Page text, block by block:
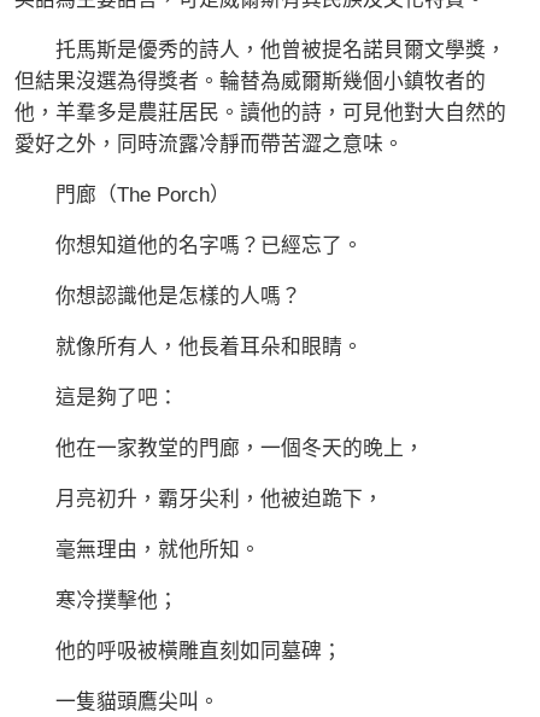
托馬斯是優秀的詩人，他曾被提名諾貝爾文學獎，
但結果沒選為得獎者。輪替為威爾斯幾個小鎮牧者的
他，羊羣多是農莊居民。讀他的詩，可見他對大自然的
愛好之外，同時流露冷靜而帶苦澀之意味。
門廊（The Porch）
你想知道他的名字嗎？已經忘了。
你想認識他是怎樣的人嗎？
就像所有人，他長着耳朵和眼睛。
這是夠了吧：
他在一家教堂的門廊，一個冬天的晚上，
月亮初升，霸牙尖利，他被迫跪下，
毫無理由，就他所知。
寒冷撲擊他；
他的呼吸被橫雕直刻如同墓碑；
一隻貓頭鷹尖叫。